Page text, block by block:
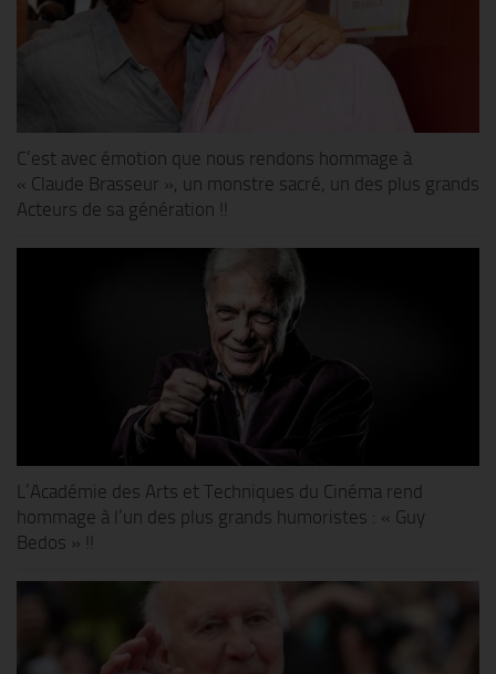
C’est avec émotion que nous rendons hommage à
« Claude Brasseur », un monstre sacré, un des plus grands
Acteurs de sa génération !!
L’Académie des Arts et Techniques du Cinéma rend
hommage à l’un des plus grands humoristes : « Guy
Bedos » !!